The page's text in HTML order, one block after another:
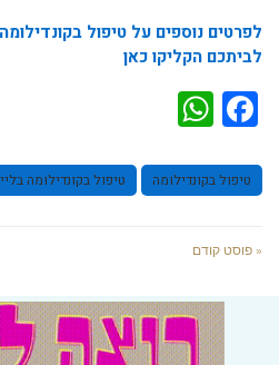
לפרטים נוספים על טיפול
לביתכם הקליקו כאן
Facebook
טיפול בקונדילומה טיפול בקונדילומה
« פוסט קודם